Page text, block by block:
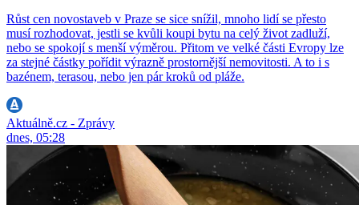
Růst cen novostaveb v Praze se sice snížil, mnoho lidí se přesto
musí rozhodovat, jestli se kvůli koupi bytu na celý život zadluží,
nebo se spokojí s menší výměrou. Přitom ve velké části Evropy lze
za stejné částky pořídit výrazně prostornější nemovitosti. A to i s
bazénem, terasou, nebo jen pár kroků od pláže.
Aktuálně.cz - Zprávy
dnes, 05:28